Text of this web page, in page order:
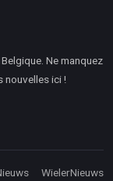
Ne manquez
nouvelles ici !
WielerNieuws